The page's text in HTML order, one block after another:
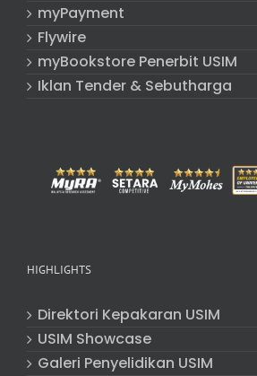
myPayment
Flywire
myBookstore Penerbit USIM
Iklan Tender & Sebutharga
HIGHLIGHTS
Direktori Kepakaran USIM
USIM Showcase
Galeri Penyelidikan USIM